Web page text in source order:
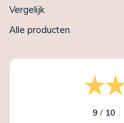
Vergelijk
Alle producten
9 / 10